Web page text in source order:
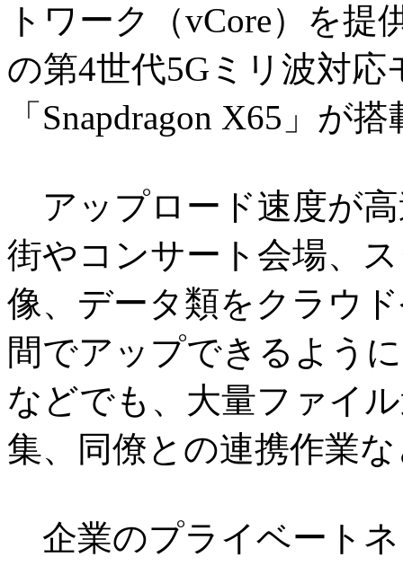
トワーク（vCore）を提
の第4世代5Gミリ波対
「Snapdragon X65」が
アップロード速度が
街やコンサート会場、
像、データ類をクラウ
間でアップできるよう
などでも、大量ファイ
集、同僚との連携作業
企業のプライベート